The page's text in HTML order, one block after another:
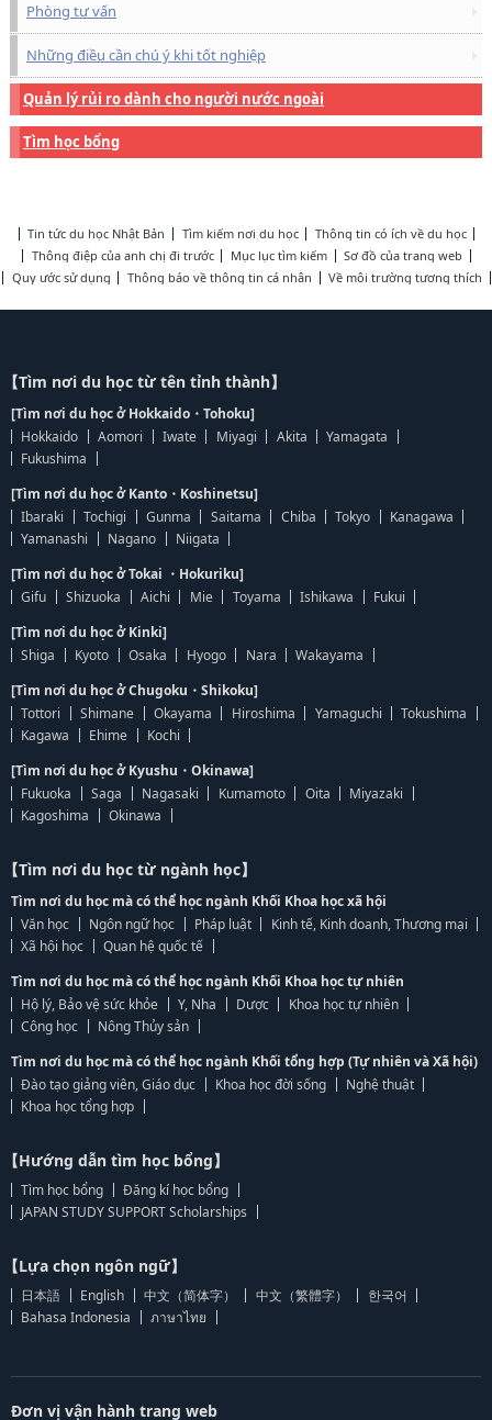
Phòng tư vấn
Những điều cần chú ý khi tốt nghiệp
Quản lý rủi ro dành cho người nước ngoài
Tìm học bổng
Tin tức du học Nhật Bản Tìm kiếm nơi du học
Thông tin có ích về du học
Thông điệp của anh chị đi trước
Mục lục tìm kiếm
Sơ đồ của trang web
Quy ước sử dụng
Thông báo về thông tin cá nhân Về môi trường tương thích
【Tìm nơi du học từ tên tỉnh thành】
[Tìm nơi du học ở Hokkaido・Tohoku]
Hokkaido
Aomori Iwate Miyagi Akita
Yamagata
Fukushima
[Tìm nơi du học ở Kanto・Koshinetsu]
Ibaraki
Tochigi Gunma Saitama Chiba Tokyo
Kanagawa
Yamanashi
Nagano
Niigata
[Tìm nơi du học ở Tokai ・Hokuriku]
Gifu
Shizuoka Aichi Mie Toyama Ishikawa
Fukui
[Tìm nơi du học ở Kinki]
Shiga
Kyoto Osaka Hyogo Nara
Wakayama
[Tìm nơi du học ở Chugoku・Shikoku]
Tottori
Shimane Okayama Hiroshima Yamaguchi
Tokushima
Kagawa
Ehime
Kochi
[Tìm nơi du học ở Kyushu・Okinawa]
Fukuoka
Saga Nagasaki Kumamoto Oita
Miyazaki
Kagoshima
Okinawa
【Tìm nơi du học từ ngành học】
Tìm nơi du học mà có thể học ngành Khối Khoa học xã hội
Văn học
Ngôn ngữ học Pháp luật
Kinh tế, Kinh doanh, Thương mại
Xã hội học
Quan hệ quốc tế
Tìm nơi du học mà có thể học ngành Khối Khoa học tự nhiên
Hộ lý, Bảo vệ sức khỏe
Y, Nha Dược
Khoa học tự nhiên
Công học
Nông Thủy sản
Tìm nơi du học mà có thể học ngành Khối tổng hợp (Tự nhiên và Xã hội)
Đào tạo giảng viên, Giáo dục
Khoa học đời sống
Nghệ thuật
Khoa học tổng hợp
【Hướng dẫn tìm học bổng】
Tìm học bổng
Đăng kí học bổng
JAPAN STUDY SUPPORT Scholarships
【Lựa chọn ngôn ngữ】
日本語 English 中文（简体字） 中文（繁體字）
한국어
Bahasa Indonesia
ภาษาไทย
Đơn vị vận hành trang web